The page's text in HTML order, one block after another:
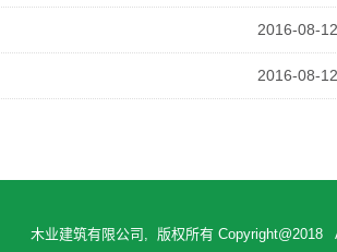
2016-08-12
2016-08-12
木业建筑有限公司, 版权所有 Copyright@2018